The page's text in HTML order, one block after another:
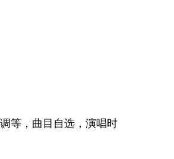
等，曲目自选，演唱时